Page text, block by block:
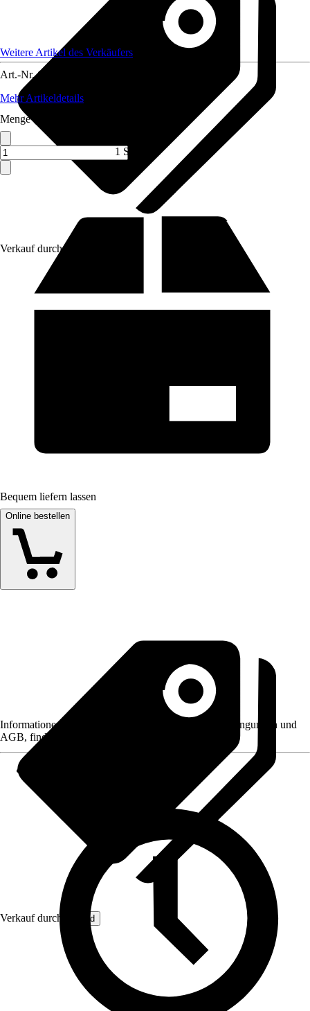
Verkauf durch:
Weitere Artikel des Verkäufers
Art.-Nr. 6747321
Mehr Artikeldetails
Menge (ST)
1 ST
Bequem liefern lassen
Online bestellen
Verkauf durch: Lefeld
Informationen des Verkäufers, wie z. B. Rückgabebedingungen und
AGB, finden Sie bei Klick auf den Verkäufernamen.